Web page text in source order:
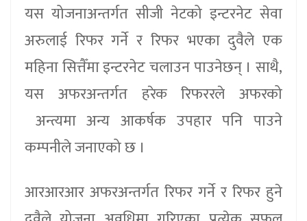
यस योजनाअन्तर्गत सीजी नेटको इन्टरनेट सेवा
अरुलाई रिफर गर्ने र रिफर भएका दुवैले एक
महिना सित्तैँमा इन्टरनेट चलाउन पाउनेछन् । साथै,
यस अफरअन्तर्गत हरेक रिफररले अफरको
अन्त्यमा अन्य आकर्षक उपहार पनि पाउने
कम्पनीले जनाएको छ ।
आरआरआर अफरअन्तर्गत रिफर गर्ने र रिफर हुने